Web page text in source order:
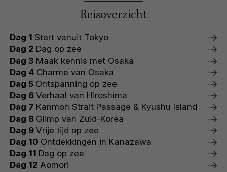
Reisoverzicht
Dag 1 Start vanuit Tokyo
Dag 2 Dag op zee
Dag 3 Maak kennis met Osaka
Dag 4 Charme van Osaka
Dag 5 Ontspanning op zee
Dag 6 Verhaal van Hiroshima
Dag 7 Kanmon Strait Passage & Kyushu Island
Dag 8 Glimp van Zuid-Korea
Dag 9 Vrije tijd op zee
Dag 10 Ontdekkingen in Kanazawa
Dag 11 Dag op zee
Dag 12 Aomori